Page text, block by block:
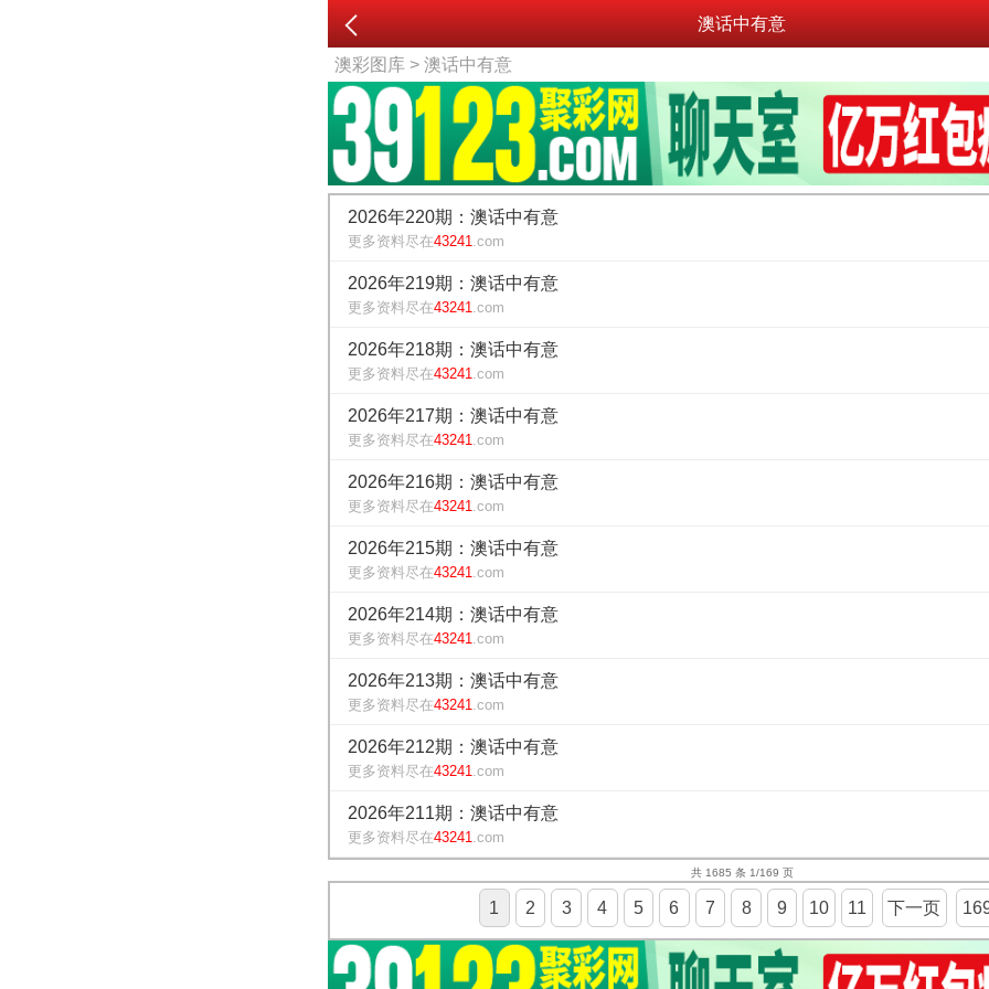
澳话中有意
澳彩图库 > 澳话中有意
2026年220期：澳话中有意
更多资料尽在43241.com
2026年219期：澳话中有意
更多资料尽在43241.com
2026年218期：澳话中有意
更多资料尽在43241.com
2026年217期：澳话中有意
更多资料尽在43241.com
2026年216期：澳话中有意
更多资料尽在43241.com
2026年215期：澳话中有意
更多资料尽在43241.com
2026年214期：澳话中有意
更多资料尽在43241.com
2026年213期：澳话中有意
更多资料尽在43241.com
2026年212期：澳话中有意
更多资料尽在43241.com
2026年211期：澳话中有意
更多资料尽在43241.com
共 1685 条 1/169 页
1 2 3 4 5 6 7 8 9 10 11 下一页